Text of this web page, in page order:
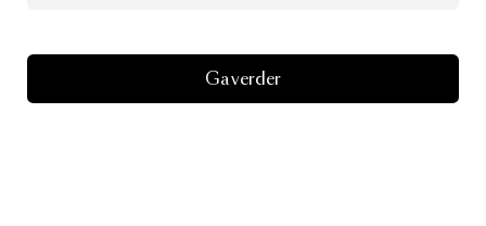
Ga verder